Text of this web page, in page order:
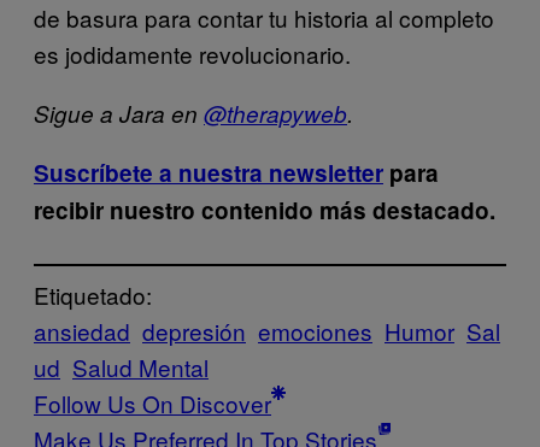
de basura para contar tu historia al completo
es jodidamente revolucionario.
Sigue a Jara en @therapyweb.
Suscríbete a nuestra newsletter para
recibir nuestro contenido más destacado.
Etiquetado:
ansiedad depresión emociones Humor Sal
ud Salud Mental
Follow Us On Discover
Make Us Preferred In Top Stories